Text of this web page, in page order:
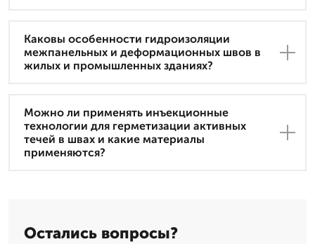
Каковы особенности гидроизоляции
межпанельных и деформационных швов в
жилых и промышленных зданиях?
Можно ли применять инъекционные
технологии для герметизации активных
течей в швах и какие материалы
применяются?
Остались вопросы?